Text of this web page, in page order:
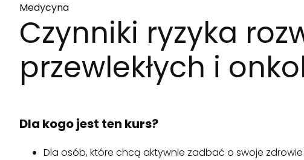
Medycyna
Czynniki ryzyka
przewlekłych i
Dla kogo jest ten kurs?
Dla osób, które chcą aktywnie zadbać o swoje